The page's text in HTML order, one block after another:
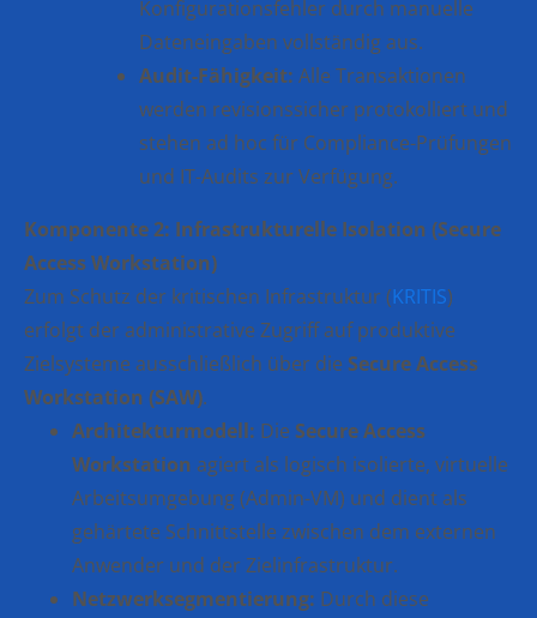
Konfigurationsfehler durch manuelle
Dateneingaben vollständig aus.
Audit-Fähigkeit: Alle Transaktionen
werden revisionssicher protokolliert und
stehen ad hoc für Compliance-Prüfungen
und IT-Audits zur Verfügung.
Komponente 2: Infrastrukturelle Isolation (Secure
Access Workstation)
Zum Schutz der kritischen Infrastruktur (KRITIS)
erfolgt der administrative Zugriff auf produktive
Zielsysteme ausschließlich über die Secure Access
Workstation (SAW).
Architekturmodell: Die Secure Access
Workstation agiert als logisch isolierte, virtuelle
Arbeitsumgebung (Admin-VM) und dient als
gehärtete Schnittstelle zwischen dem externen
Anwender und der Zielinfrastruktur.
Netzwerksegmentierung: Durch diese